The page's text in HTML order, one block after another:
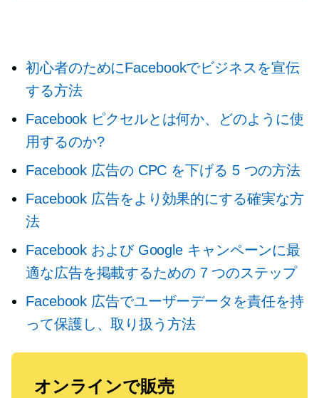
初心者のためにFacebookでビジネスを宣伝
する方法
Facebook ピクセルとは何か、どのように使
用するのか?
Facebook 広告の CPC を下げる 5 つの方法
Facebook 広告をより効果的にする確実な方
法
Facebook および Google キャンペーンに最
適な広告を掲載するための 7 つのステップ
Facebook 広告でユーザーデータを責任を持
って保護し、取り扱う方法
オンラインで販売